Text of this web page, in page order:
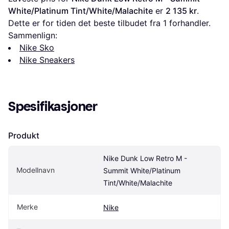
White/Platinum Tint/White/Malachite er 2 135 kr.
Dette er for tiden det beste tilbudet fra 1 forhandler.
Sammenlign:
Nike Sko
Nike Sneakers
Spesifikasjoner
Produkt
Modellnavn
Nike Dunk Low Retro M -
Summit White/Platinum
Tint/White/Malachite
Merke Nike